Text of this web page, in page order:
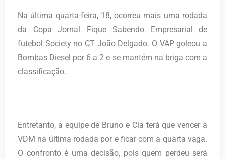
Na última quarta-feira, 18, ocorreu mais uma rodada
da Copa Jornal Fique Sabendo Empresarial de
futebol Society no CT João Delgado. O VAP goleou a
Bombas Diesel por 6 a 2 e se mantém na briga com a
classificação.
Entretanto, a equipe de Bruno e Cia terá que vencer a
VDM na última rodada por e ficar com a quarta vaga.
O confronto é uma decisão, pois quem perdeu será